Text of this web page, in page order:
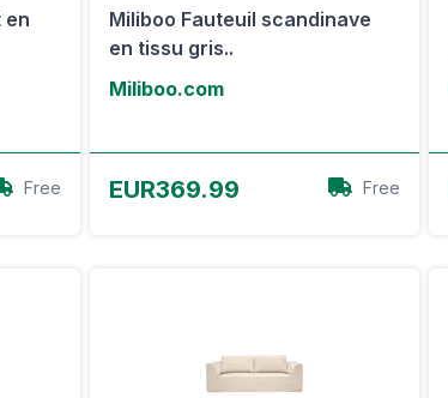
en
Free
Miliboo Fauteuil scandinave
en tissu gris..
Miliboo.com
EUR369.99 Free